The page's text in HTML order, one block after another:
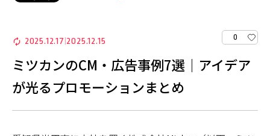
2025.12.17 2025.12.15 0
ミツカンのCM・広告事例7選｜アイデア
が光るプロモーションまとめ